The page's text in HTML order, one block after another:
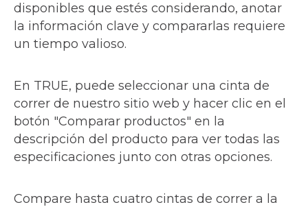
disponibles que estés considerando, anotar
la información clave y compararlas requiere
un tiempo valioso.
En TRUE, puede seleccionar una cinta de
correr de nuestro sitio web y hacer clic en el
botón "Comparar productos" en la
descripción del producto para ver todas las
especificaciones junto con otras opciones.
Compare hasta cuatro cintas de correr a la